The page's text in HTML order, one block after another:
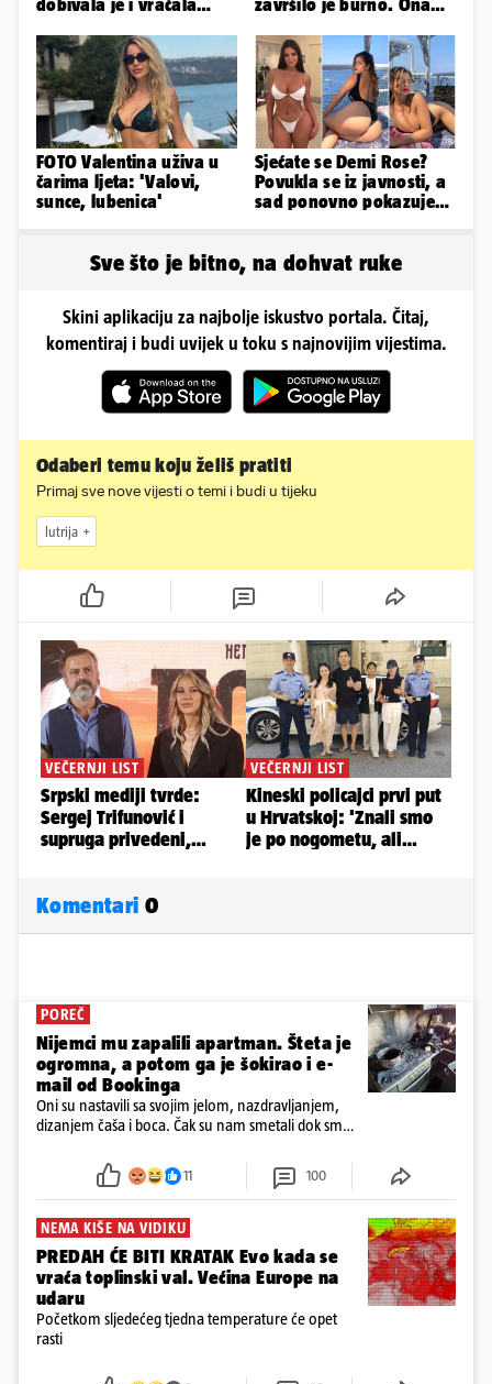
dobivala je i vraćala
tukao šakama'
završilo je burno. Ona
FOTO Valentina uživa u
čarima ljeta: 'Valovi,
sunce, lubenica'
Sjećate se Demi Rose?
Povukla se iz javnosti, a
sad ponovno pokazuje
Sve što je bitno, na dohvat ruke
Skini aplikaciju za najbolje iskustvo portala. Čitaj,
komentiraj i budi uvijek u toku s najnovijim vijestima.
Odaberi temu koju želiš pratiti
Primaj sve nove vijesti o temi i budi u tijeku
lutrija
Komentari 0
POREČ
Nijemci mu zapalili apartman. Šteta je
ogromna, a potom ga je šokirao i e-
mail od Bookinga
Oni su nastavili sa svojim jelom, nazdravljanjem,
dizanjem čaša i boca. Čak su nam smetali dok smo
požar, rekao je vlasnik
11 100
NEMA KIŠE NA VIDIKU
PREDAH ĆE BITI KRATAK Evo kada se
vraća toplinski val. Većina Europe na
udaru
Početkom sljedećeg tjedna temperature će opet
rasti